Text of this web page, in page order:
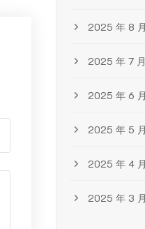
2025 年 8 月
2025 年 7 月
2025 年 6 月
2025 年 5 月
2025 年 4 月
2025 年 3 月